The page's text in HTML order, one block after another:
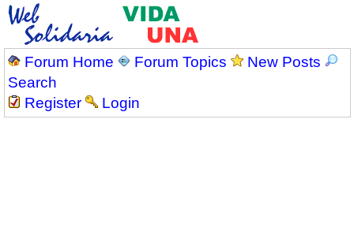
Forum Home Forum Topics
New Posts
Search
Register
Login